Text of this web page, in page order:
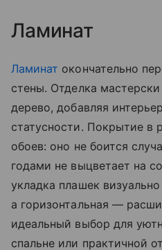
Ламинат
Ламинат окончательно
стены. Отделка
дерево, добавляя
статусности. Покрытие в
обоев: оно не боится
годами не выцветает на
укладка плашек
а горизонтальная —
идеальный выбор для
спальне или практичной